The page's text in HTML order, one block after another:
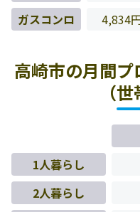
ガスコンロ
4,834
高崎市の月間
（
1人暮らし
2人暮らし